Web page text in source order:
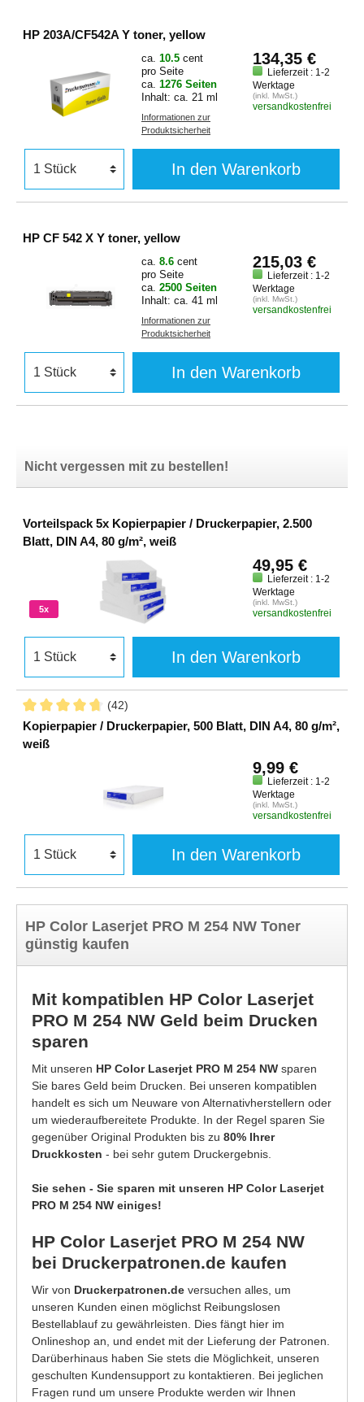
HP 203A/CF542A Y toner, yellow
ca. 10.5 cent
pro Seite
ca. 1276 Seiten
Inhalt: ca. 21 ml
Informationen zur
Produktsicherheit
134,35 €
Lieferzeit : 1-2
Werktage
(inkl. MwSt.)
versandkostenfrei
In den Warenkorb
HP CF 542 X Y toner, yellow
ca. 8.6 cent
pro Seite
ca. 2500 Seiten
Inhalt: ca. 41 ml
Informationen zur
Produktsicherheit
215,03 €
Lieferzeit : 1-2
Werktage
(inkl. MwSt.)
versandkostenfrei
In den Warenkorb
Nicht vergessen mit zu bestellen!
Vorteilspack 5x Kopierpapier / Druckerpapier, 2.500
Blatt, DIN A4, 80 g/m², weiß
5x
49,95 €
Lieferzeit : 1-2
Werktage
(inkl. MwSt.)
versandkostenfrei
In den Warenkorb
(42)
Kopierpapier / Druckerpapier, 500 Blatt, DIN A4, 80 g/m²,
weiß
9,99 €
Lieferzeit : 1-2
Werktage
(inkl. MwSt.)
versandkostenfrei
In den Warenkorb
HP Color Laserjet PRO M 254 NW Toner
günstig kaufen
Mit kompatiblen HP Color Laserjet
PRO M 254 NW Geld beim Drucken
sparen
Mit unseren HP Color Laserjet PRO M 254 NW sparen
Sie bares Geld beim Drucken. Bei unseren kompatiblen
handelt es sich um Neuware von Alternativherstellern oder
um wiederaufbereitete Produkte. In der Regel sparen Sie
gegenüber Original Produkten bis zu 80% Ihrer
Druckkosten - bei sehr gutem Druckergebnis.
Sie sehen - Sie sparen mit unseren HP Color Laserjet
PRO M 254 NW einiges!
HP Color Laserjet PRO M 254 NW
bei Druckerpatronen.de kaufen
Wir von Druckerpatronen.de versuchen alles, um
unseren Kunden einen möglichst Reibungslosen
Bestellablauf zu gewährleisten. Dies fängt hier im
Onlineshop an, und endet mit der Lieferung der Patronen.
Darüberhinaus haben Sie stets die Möglichkeit, unseren
geschulten Kundensupport zu kontaktieren. Bei jeglichen
Fragen rund um unsere Produkte werden wir Ihnen